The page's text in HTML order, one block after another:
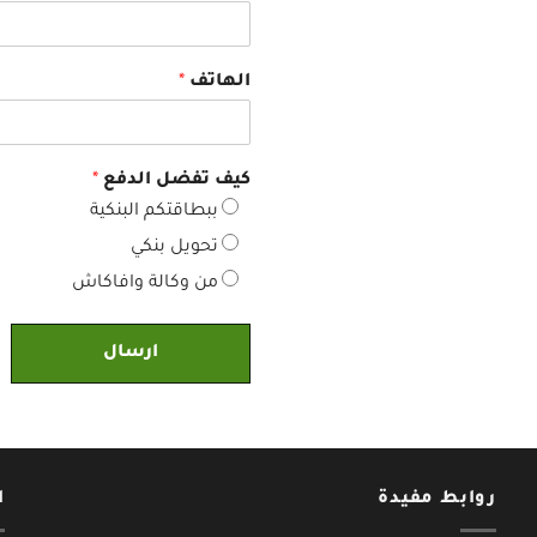
الهاتف *
كيف تفضل الدفع *
ببطاقتكم البنكية
تحويل بنكي
من وكالة وافاكاش
ارسال
روابط مفيدة